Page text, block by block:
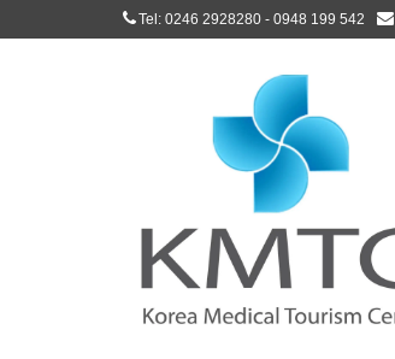
Tel: 0246 2928280 - 0948 199 542